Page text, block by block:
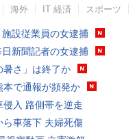
海外 IT 経済 スポーツ
設従業員の女逮捕
新聞記者の女逮捕
暑さ」は終了か
本で通報が頻発か
侵入 路側帯を逆走
ら車落下 夫婦死傷